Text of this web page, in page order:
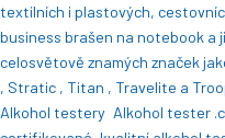
textilních i plastových,
business brašen na notebook a
celosvětově znamých značek
, Stratic , Titan , Travelite a
Alkohol testery Alkohol tester